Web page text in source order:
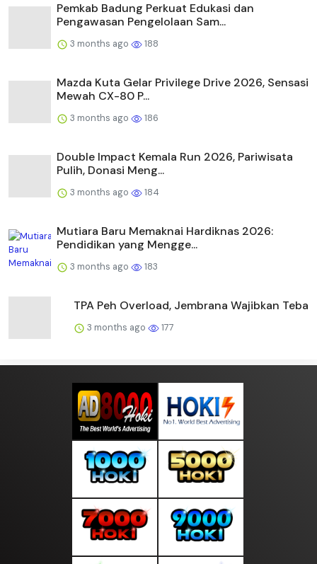
Pemkab Badung Perkuat Edukasi dan
Pengawasan Pengelolaan Sam...
3 months ago 188
Mazda Kuta Gelar Privilege Drive 2026, Sensasi
Mewah CX-80 P...
3 months ago 186
Double Impact Kemala Run 2026, Pariwisata
Pulih, Donasi Meng...
3 months ago 184
Mutiara Baru Memaknai Hardiknas 2026:
Pendidikan yang Mengge...
3 months ago 183
TPA Peh Overload, Jembrana Wajibkan Teba
3 months ago 177